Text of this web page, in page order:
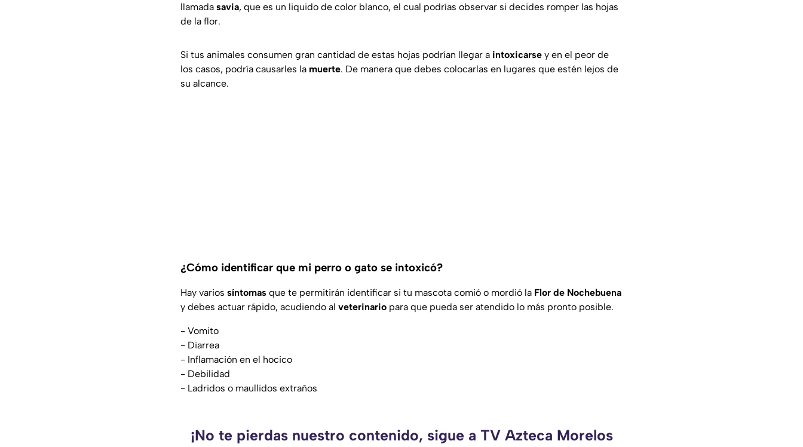
llamada savia, que es un liquido de color blanco, el cual podrías observar si decides romper las hojas
de la flor.
Si tus animales consumen gran cantidad de estas hojas podrían llegar a intoxicarse y en el peor de
los casos, podría causarles la muerte. De manera que debes colocarlas en lugares que estén lejos de
su alcance.
¿Cómo identificar que mi perro o gato se intoxicó?
Hay varios síntomas que te permitirán identificar si tu mascota comió o mordió la Flor de Nochebuena
y debes actuar rápido, acudiendo al veterinario para que pueda ser atendido lo más pronto posible.
- Vomito
- Diarrea
- Inflamación en el hocico
- Debilidad
- Ladridos o maullidos extraños
¡No te pierdas nuestro contenido, sigue a TV Azteca Morelos